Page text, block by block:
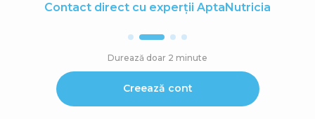
Contact direct cu experții AptaNutricia
Durează doar 2 minute
Creează cont